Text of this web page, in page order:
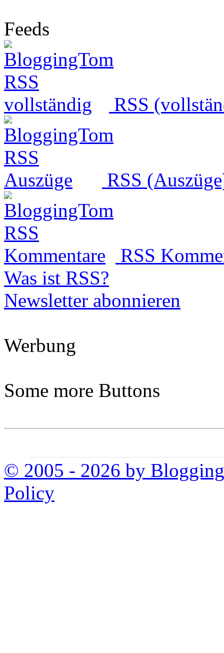
Feeds
RSS
RSS
RSS
Was ist RSS?
Newsletter abonnieren
Werbung
Some more Buttons
© 2005 - 2026 by
Policy